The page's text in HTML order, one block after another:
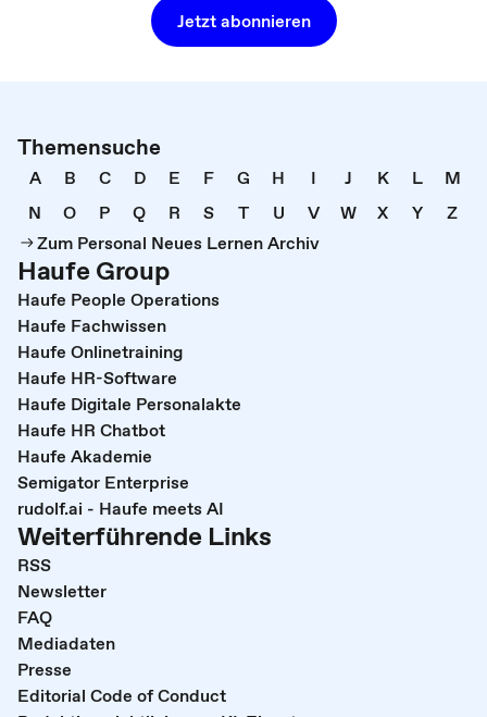
Jetzt abonnieren
Themensuche
A B C D E F G H I J K L
M
N
O P Q R S T U V W X Y
Z
Zum Personal Neues Lernen Archiv
Haufe Group
Haufe People Operations
Haufe Fachwissen
Haufe Onlinetraining
Haufe HR-Software
Haufe Digitale Personalakte
Haufe HR Chatbot
Haufe Akademie
Semigator Enterprise
rudolf.ai - Haufe meets AI
Weiterführende Links
RSS
Newsletter
FAQ
Mediadaten
Presse
Editorial Code of Conduct